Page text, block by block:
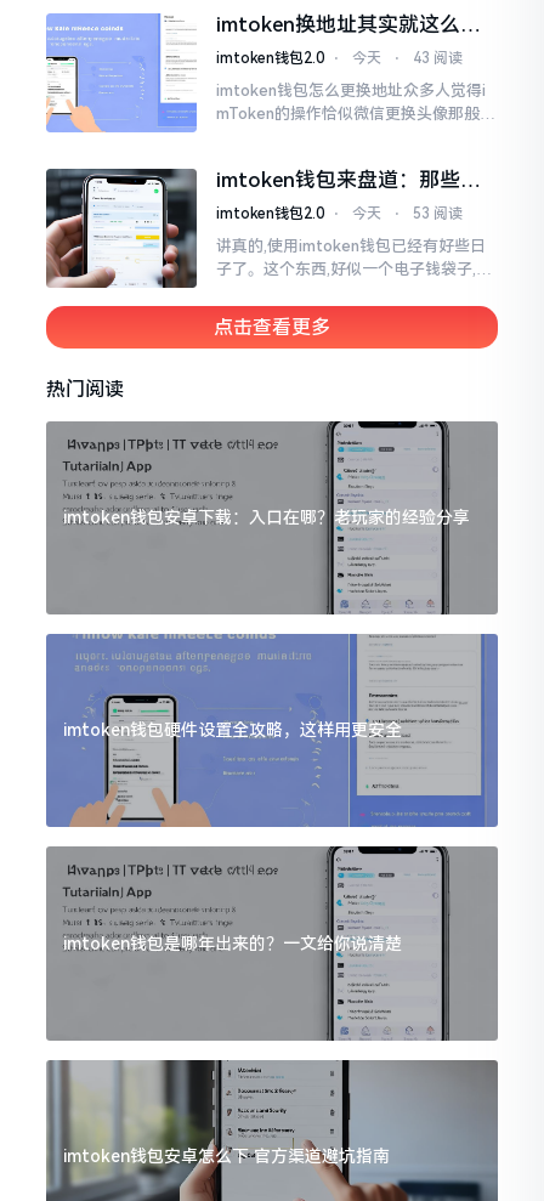
imtoken换地址其实就这么回
事
imtoken钱包2.0 ⋅ 今天 ⋅ 43 阅读
imtoken钱包怎么更换地址众多人觉得i
mToken的操作恰似微信更换头像那般简
据助记词来生成的,通俗讲
imtoken钱包来盘道：那些踩
过的坑和保命招
imtoken钱包2.0 ⋅ 今天 ⋅ 53 阅读
讲真的,使用imtoken钱包已经有好些日
子了。这个东西,好似一个电子钱袋子,里
来一帆风顺、毫无阻碍,有的人使用起来
却提心吊胆、神经紧绷。
点击查看更多
热门阅读
imtoken钱包安卓下载：入口在哪？老玩家的经验分享
imtoken钱包硬件设置全攻略，这样用更安全
imtoken钱包是哪年出来的？一文给你说清楚
imtoken钱包安卓怎么下 官方渠道避坑指南